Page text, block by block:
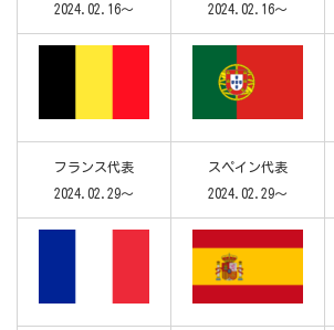
2024.02.16～
2024.02.16～
フランス代表
2024.02.29～
スペイン代表
2024.02.29～